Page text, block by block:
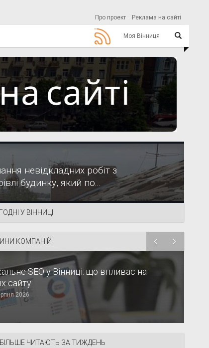
Про проект Реклама на сайті
Моя Вінниця
невідкладних робіт з
будинку, який по...
У ВІННИЦІ
КОМПАНІЙ
SEO у Вінниці: що впливає на
сайту
2026
ЧИТАЮТЬ ЗА ТИЖДЕНЬ